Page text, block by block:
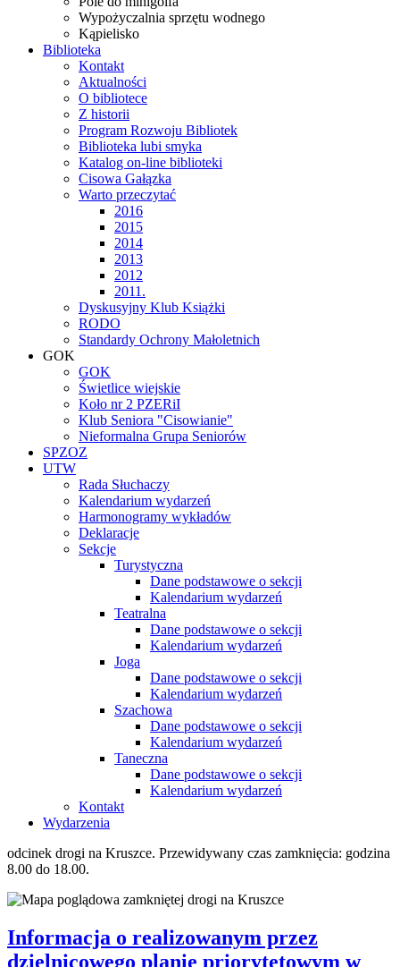
Wypożyczalnia sprzętu wodnego
Kąpielisko
Biblioteka
Kontakt
Aktualności
O bibliotece
Z historii
Program Rozwoju Bibliotek
Biblioteka lubi smyka
Katalog on-line biblioteki
Cisowa Gałązka
Warto przeczytać
2016
2015
2014
2013
2012
2011.
Dyskusyjny Klub Książki
RODO
Standardy Ochrony Małoletnich
GOK
GOK
Świetlice wiejskie
Koło nr 2 PZERiI
Klub Seniora "Cisowianie"
Nieformalna Grupa Seniorów
SPZOZ
UTW
Rada Słuchaczy
Kalendarium wydarzeń
Harmonogramy wykładów
Deklaracje
Sekcje
Turystyczna
Dane podstawowe o sekcji
Kalendarium wydarzeń
Teatralna
Dane podstawowe o sekcji
Kalendarium wydarzeń
Joga
Dane podstawowe o sekcji
Kalendarium wydarzeń
Szachowa
Dane podstawowe o sekcji
Kalendarium wydarzeń
Taneczna
Dane podstawowe o sekcji
Kalendarium wydarzeń
Kontakt
Wydarzenia
odcinek drogi na Kruszce. Przewidywany czas zamknięcia: godzina
8.00 do 18.00.
Informacja o realizowanym przez
dzielnicowego planie priorytetowym w